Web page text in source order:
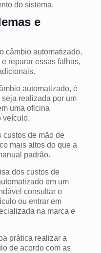
do sistema.
e
câmbio automatizado,
reparar essas falhas,
automatizado, é
realizada por um
uma oficina
veículo.
custos de mão de
mais altos do que a
padrão.
dos custos de
em um
consultar o
ou entrar em
na marca e
prática realizar a
de acordo com as